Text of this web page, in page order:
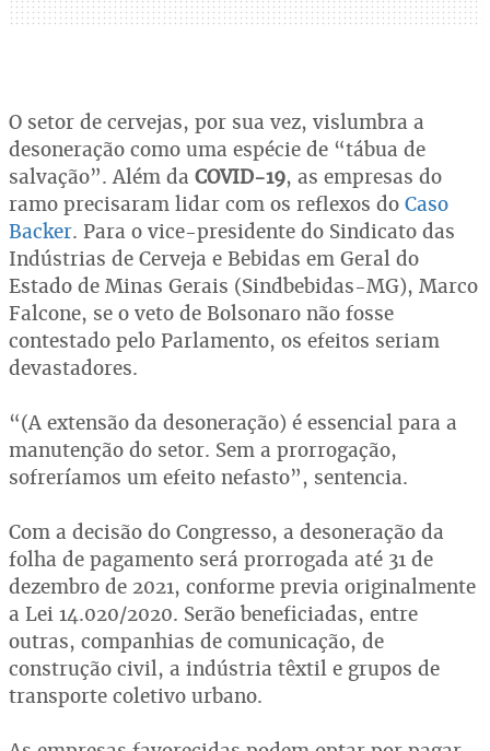
O setor de cervejas, por sua vez, vislumbra a
desoneração como uma espécie de “tábua de
salvação”. Além da COVID-19, as empresas do
ramo precisaram lidar com os reflexos do Caso
Backer. Para o vice-presidente do Sindicato das
Indústrias de Cerveja e Bebidas em Geral do
Estado de Minas Gerais (Sindbebidas-MG), Marco
Falcone, se o veto de Bolsonaro não fosse
contestado pelo Parlamento, os efeitos seriam
devastadores.
“(A extensão da desoneração) é essencial para a
manutenção do setor. Sem a prorrogação,
sofreríamos um efeito nefasto”, sentencia.
Com a decisão do Congresso, a desoneração da
folha de pagamento será prorrogada até 31 de
dezembro de 2021, conforme previa originalmente
a Lei 14.020/2020. Serão beneficiadas, entre
outras, companhias de comunicação, de
construção civil, a indústria têxtil e grupos de
transporte coletivo urbano.